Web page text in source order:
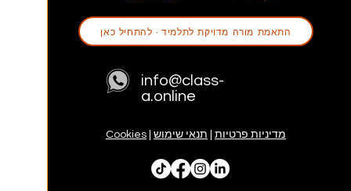
info@class-
a.online
מדיניות פרטיות תנאי שימוש |
Cookies
התאמת מורה מדויקת לתלמיד - להתחיל כאן